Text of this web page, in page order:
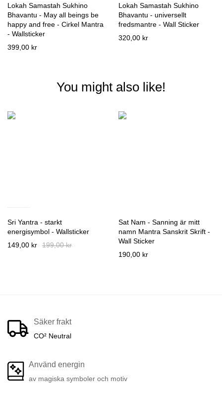
Lokah Samastah Sukhino
Bhavantu - May all beings be
happy and free - Cirkel Mantra
- Wallsticker
399,00 kr
Lokah Samastah Sukhino
Bhavantu - universellt
fredsmantre - Wall Sticker
320,00 kr
You might also like!
Sri Yantra - starkt
energisymbol - Wallsticker
149,00 kr
199,00 kr
Sat Nam - Sanning är mitt
namn Mantra Sanskrit Skrift -
Wall Sticker
190,00 kr
Säker frakt
CO² Neutral
Använd energin
av magiska symboler och motiv